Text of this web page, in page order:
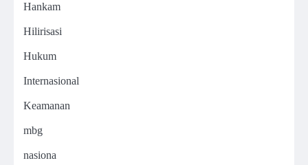
Hankam
Hilirisasi
Hukum
Internasional
Keamanan
mbg
nasiona